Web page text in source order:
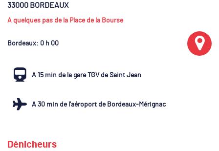
33000 BORDEAUX
A quelques pas de la Place de la Bourse
Bordeaux: 0 h 00
A 15 min de la gare TGV de Saint Jean
A 30 min de l'aéroport de Bordeaux-Mérignac
Dénicheurs